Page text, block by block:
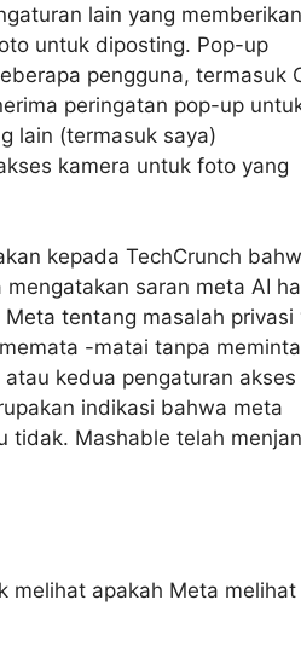
lain yang memberikan
untuk diposting. Pop-up
pengguna, termasuk
peringatan pop-up
lain (termasuk saya)
kamera untuk foto yang
kepada TechCrunch
saran meta AI
tentang masalah privasi
-matai tanpa
kedua pengaturan akses
indikasi bahwa meta
tidak. Mashable telah
melihat apakah Meta